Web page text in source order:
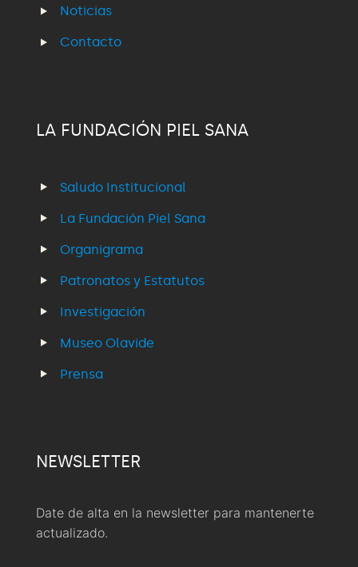
Noticias
Contacto
LA FUNDACIÓN PIEL SANA
Saludo Institucional
La Fundación Piel Sana
Organigrama
Patronatos y Estatutos
Investigación
Museo Olavide
Prensa
NEWSLETTER
Date de alta en la newsletter para mantenerte
actualizado.